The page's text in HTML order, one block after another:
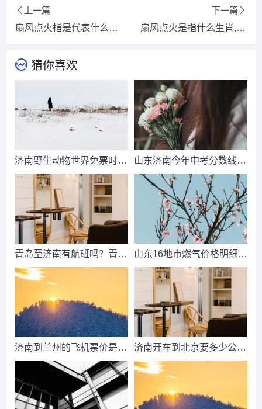
上一篇
扇风点火指是代表什么生肖，词语精选释义解释
下一篇
扇风点火是指什么生肖,打一精选词语释义解释落实
猜你喜欢
济南野生动物世界免票时
间？济南动物王国票价？
山东济南今年中考分数线出
来了吗？济南中考总分多
青岛至济南有航班吗？青岛
到济南的高铁票多钱？
山东16地市燃气价格明细？
2021山东天然气费收费标
济南到兰州的飞机票价是多
少？济南到兰州飞机要多
久？
济南开车到北京要多少公
里、时间、过路费、油钱？